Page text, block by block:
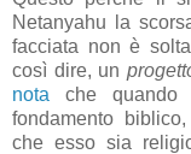
Netanyahu la
facciata non è
così dire, un
nota che
fondamento
che esso sia